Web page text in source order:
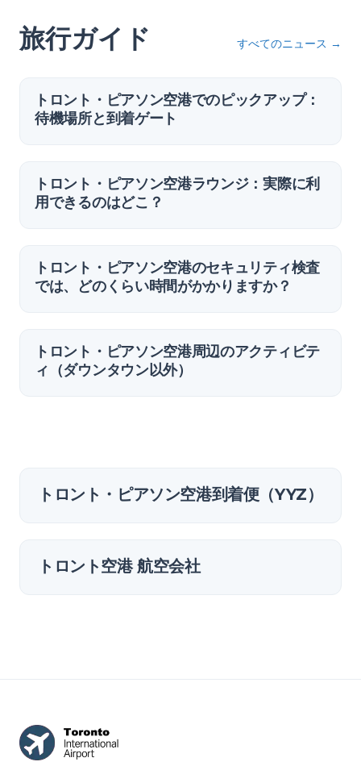
旅行ガイド すべてのニュース →
トロント・ピアソン空港でのピックアップ：
待機場所と到着ゲート
トロント・ピアソン空港ラウンジ：実際に利
用できるのはどこ？
トロント・ピアソン空港のセキュリティ検査
では、どのくらい時間がかかりますか？
トロント・ピアソン空港周辺のアクティビテ
ィ（ダウンタウン以外）
トロント・ピアソン空港到着便（YYZ）
トロント空港 航空会社